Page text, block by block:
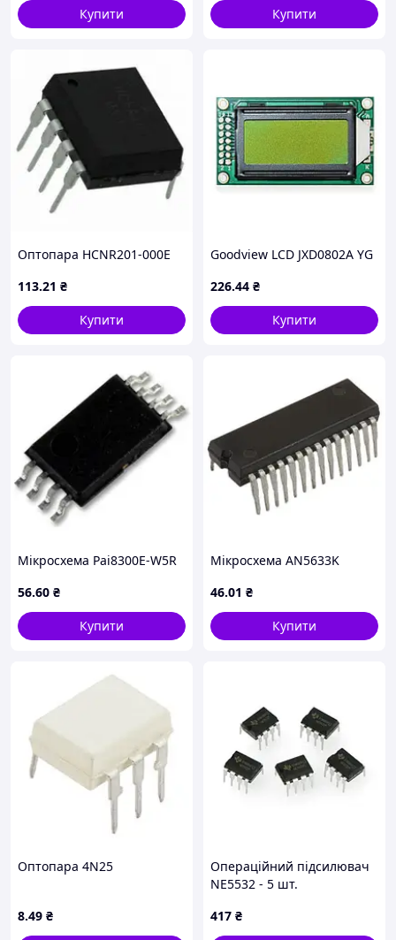
Купити робототехніки
Купити
Оптопара HCNR201-000E
113.21 ₴
Купити
Goodview LCD JXD0802A YG
226.44 ₴
Купити
Мікросхема Pai8300E-W5R
56.60 ₴
Купити
Мікросхема AN5633K
46.01 ₴
Купити
Оптопара 4N25
8.49 ₴
Операційний підсилювач
NE5532 - 5 шт.
417 ₴